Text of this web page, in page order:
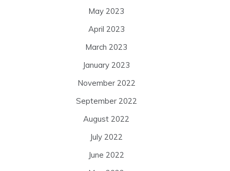
May 2023
April 2023
March 2023
January 2023
November 2022
September 2022
August 2022
July 2022
June 2022